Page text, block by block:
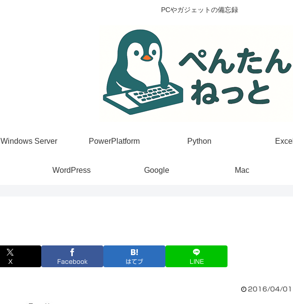
PCやガジェットの備忘録
Windows Server PowerPlatform Python Excel
WordPress Google Mac
X Facebook はてブ LINE
2016/04/01